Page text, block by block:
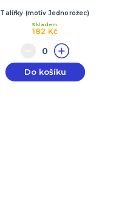
Talířky (motiv Jednorožec)
182 Kč
Skladem
Do košíku